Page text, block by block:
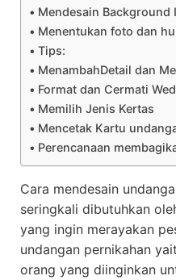
Mendesain Background
Menentukan foto dan
Tips:
MenambahDetail dan
Format dan Cermati
Memilih Jenis Kertas
Mencetak Kartu
Perencanaan
Cara mendesain
seringkali dibutuhkan
yang ingin merayakan
undangan pernikahan
orang yang diinginkan